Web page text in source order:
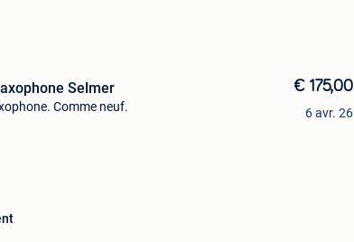
Selmer
Comme neuf.
€ 175,00
6 avr. 26